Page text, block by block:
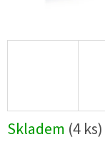
Skladem (4 ks)